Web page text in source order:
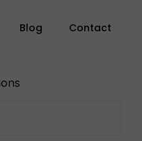
Blog Contact